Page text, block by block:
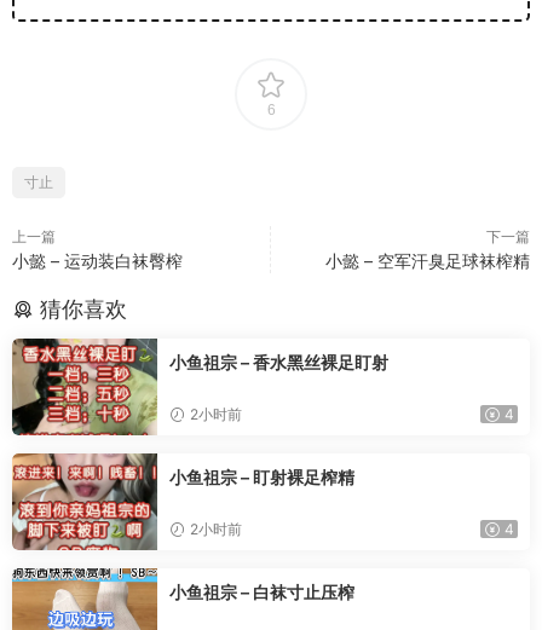
6
寸止
上一篇
小懿 – 运动装白袜臀榨
下一篇
小懿 – 空军汗臭足球袜榨精
猜你喜欢
小鱼祖宗 – 香水黑丝裸足盯射
2小时前 4
小鱼祖宗 – 盯射裸足榨精
2小时前 4
小鱼祖宗 – 白袜寸止压榨